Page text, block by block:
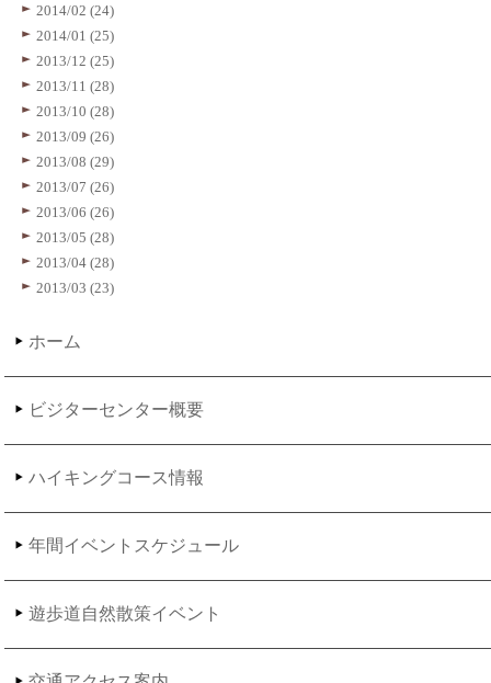
2014/02 (24)
2014/01 (25)
2013/12 (25)
2013/11 (28)
2013/10 (28)
2013/09 (26)
2013/08 (29)
2013/07 (26)
2013/06 (26)
2013/05 (28)
2013/04 (28)
2013/03 (23)
ホーム
ビジターセンター概要
ハイキングコース情報
年間イベントスケジュール
遊歩道自然散策イベント